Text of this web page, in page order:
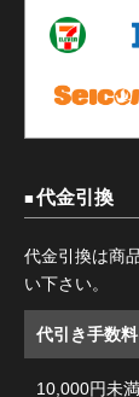
代金引換
代金引換は商
い下さい。
代引き手数料
10,000円未